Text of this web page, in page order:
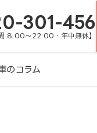
301-456
8:00～22:00・年中無休】
のコラム